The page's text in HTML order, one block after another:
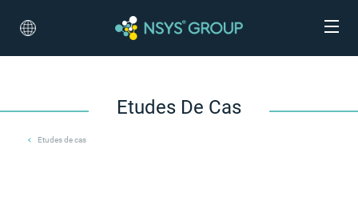
Etudes De Cas
Etudes de cas